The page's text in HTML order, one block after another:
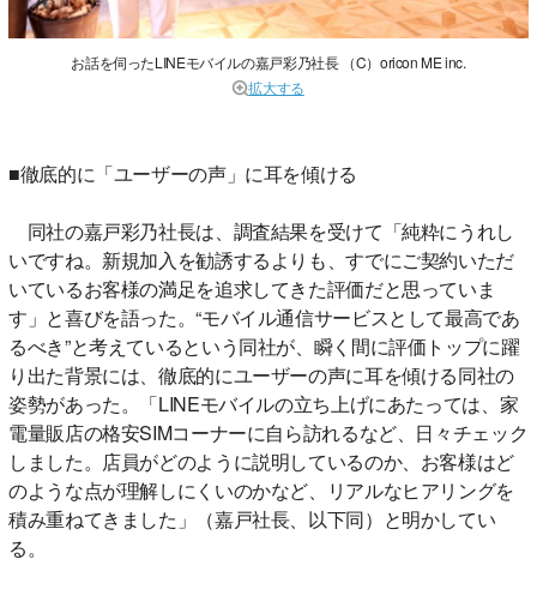
お話を伺ったLINEモバイルの嘉戸彩乃社長 （C）oricon ME inc.
拡大する
■徹底的に「ユーザーの声」に耳を傾ける
同社の嘉戸彩乃社長は、調査結果を受けて「純粋にうれし
いですね。新規加入を勧誘するよりも、すでにご契約いただ
いているお客様の満足を追求してきた評価だと思っていま
す」と喜びを語った。“モバイル通信サービスとして最高であ
るべき”と考えているという同社が、瞬く間に評価トップに躍
り出た背景には、徹底的にユーザーの声に耳を傾ける同社の
姿勢があった。「LINEモバイルの立ち上げにあたっては、家
電量販店の格安SIMコーナーに自ら訪れるなど、日々チェック
しました。店員がどのように説明しているのか、お客様はど
のような点が理解しにくいのかなど、リアルなヒアリングを
積み重ねてきました」（嘉戸社長、以下同）と明かしてい
る。